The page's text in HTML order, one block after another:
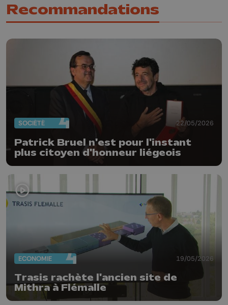
Recommandations
SOCIÉTÉ 22/05/2026
Patrick Bruel n'est pour l'instant
plus citoyen d'honneur liégeois
ECONOMIE 19/05/2026
Trasis rachète l'ancien site de
Mithra à Flémalle